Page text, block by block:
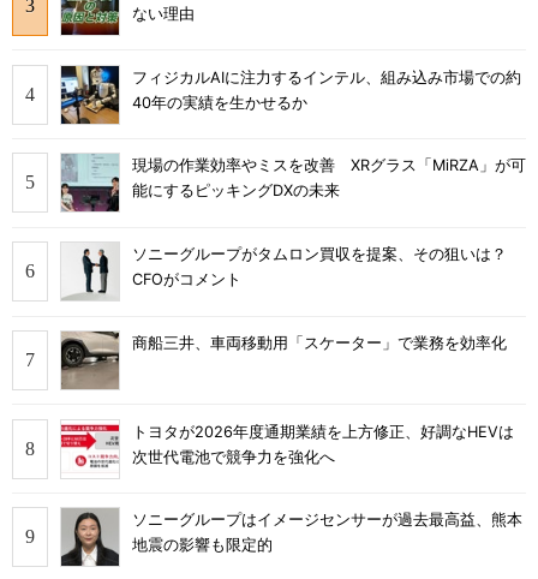
ない理由
フィジカルAIに注力するインテル、組み込み市場での約
40年の実績を生かせるか
現場の作業効率やミスを改善 XRグラス「MiRZA」が可
能にするピッキングDXの未来
ソニーグループがタムロン買収を提案、その狙いは？
CFOがコメント
商船三井、車両移動用「スケーター」で業務を効率化
トヨタが2026年度通期業績を上方修正、好調なHEVは
次世代電池で競争力を強化へ
ソニーグループはイメージセンサーが過去最高益、熊本
地震の影響も限定的